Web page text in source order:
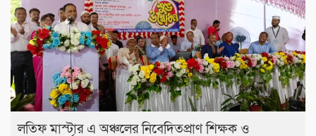
লতিফ মাস্টার এ অঞ্চলের নিবেদিতপ্রাণ শিক্ষক ও